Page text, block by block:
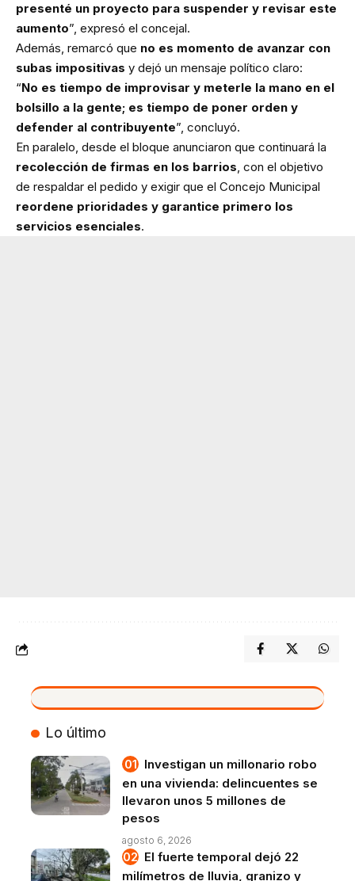
presenté un proyecto para suspender y revisar este
aumento”, expresó el concejal.
Además, remarcó que no es momento de avanzar con
subas impositivas y dejó un mensaje político claro:
“No es tiempo de improvisar y meterle la mano en el
bolsillo a la gente; es tiempo de poner orden y
defender al contribuyente”, concluyó.
En paralelo, desde el bloque anunciaron que continuará la
recolección de firmas en los barrios, con el objetivo
de respaldar el pedido y exigir que el Concejo Municipal
reordene prioridades y garantice primero los
servicios esenciales.
VIVO
Lo último
Investigan un millonario robo
en una vivienda: delincuentes se
llevaron unos 5 millones de
pesos
agosto 6, 2026
El fuerte temporal dejó 22
milímetros de lluvia, granizo y